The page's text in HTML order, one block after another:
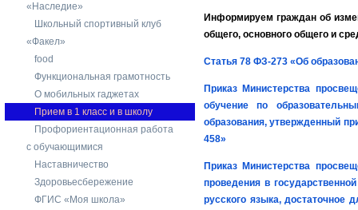
«Наследие»
Школьный спортивный клуб
«Факел»
food
Функциональная грамотность
О мобильных гаджетах
Прием в 1 класс и в школу
Профориентационная работа
с обучающимися
Наставничество
Здоровьесбережение
ФГИС «Моя школа»
Информируем граждан об
общего, основного общего и
Статья 78 ФЗ-273 «Об
Приказ Министерства
обучение по
образования, утвержденный
458»
Приказ Министерства
проведения в
русского языка, достаточное